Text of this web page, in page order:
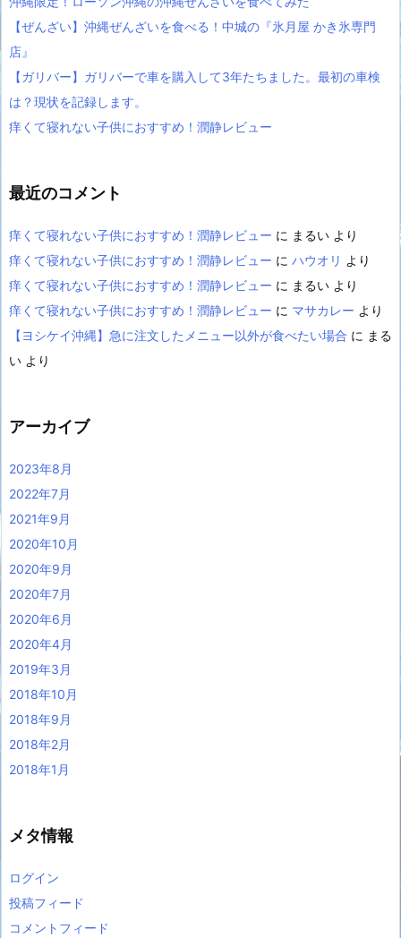
【ぜんざい】沖縄ぜんざいを食べる！中城の『氷月屋 かき氷専門
店』
【ガリバー】ガリバーで車を購入して3年たちました。最初の車検
は？現状を記録します。
痒くて寝れない子供におすすめ！潤静レビュー
最近のコメント
痒くて寝れない子供におすすめ！潤静レビュー に まるい より
痒くて寝れない子供におすすめ！潤静レビュー に ハウオリ より
痒くて寝れない子供におすすめ！潤静レビュー に まるい より
痒くて寝れない子供におすすめ！潤静レビュー に マサカレー より
【ヨシケイ沖縄】急に注文したメニュー以外が食べたい場合 に まる
い より
アーカイブ
2023年8月
2022年7月
2021年9月
2020年10月
2020年9月
2020年7月
2020年6月
2020年4月
2019年3月
2018年10月
2018年9月
2018年2月
2018年1月
メタ情報
ログイン
投稿フィード
コメントフィード